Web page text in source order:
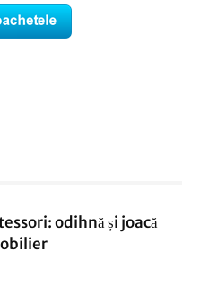
odihnă și joacă